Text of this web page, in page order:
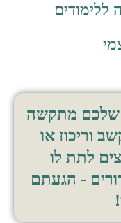
ללימודים
שלכם מתקשה
וריכוז או
לתת לו
- הגעתם